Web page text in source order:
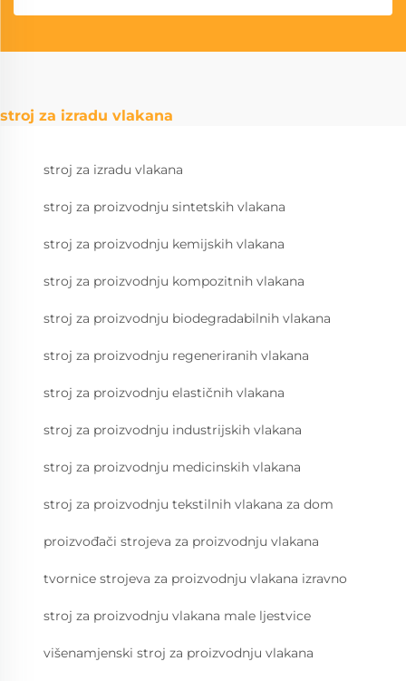
stroj za izradu vlakana
stroj za izradu vlakana
stroj za proizvodnju sintetskih vlakana
stroj za proizvodnju kemijskih vlakana
stroj za proizvodnju kompozitnih vlakana
stroj za proizvodnju biodegradabilnih vlakana
stroj za proizvodnju regeneriranih vlakana
stroj za proizvodnju elastičnih vlakana
stroj za proizvodnju industrijskih vlakana
stroj za proizvodnju medicinskih vlakana
stroj za proizvodnju tekstilnih vlakana za dom
proizvođači strojeva za proizvodnju vlakana
tvornice strojeva za proizvodnju vlakana izravno
stroj za proizvodnju vlakana male ljestvice
višenamjenski stroj za proizvodnju vlakana